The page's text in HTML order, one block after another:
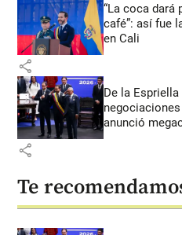
“La coca dará
café”: así fue
en Cali
share
De la
anunció
share
Te